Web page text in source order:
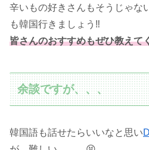
辛いもの好きさんもそうじゃな
も韓国行きましょう‼️
皆さんのおすすめもぜひ教えて
余談ですが、、、
韓国語も話せたらいいなと思い